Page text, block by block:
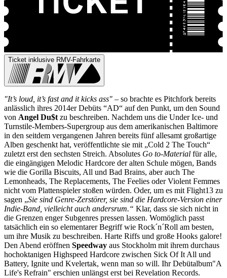
Ticket inklusive RMV-Fahrkarte
"It’s loud, it’s fast and it kicks ass" – so brachte es Pitchfork bereits
anlässlich ihres 2014er Debüts “AD“ auf den Punkt, um den Sound
von Angel Du$tzu beschreiben. Nachdem uns die Under Ice- und
Turnstile-Members-Supergroup aus dem amerikanischen Baltimore
in den seitdem vergangenen Jahren bereits fünf allesamt großartige
Alben geschenkt hat, veröffentlichte sie mit „Cold 2 The Touch“
zuletzt erst den sechsten Streich. Absolutes Go to-Material für alle,
die eingängigen Melodic Hardcore der alten Schule mögen, Bands
wie die Gorilla Biscuits, All und Bad Brains, aber auch The
Lemonheads, The Replacements, The Feelies oder Violent Femmes
nicht vom Plattenspieler stoßen würden. Oder, um es mit Flight13 zu
sagen „Sie sind Genre-Zerstörer, sie sind die Hardcore-Version einer
Indie-Band, vielleicht auch andersrum.“ Klar, dass sie sich nicht in
die Grenzen enger Subgenres pressen lassen. Womöglich passt
tatsächlich ein so elementarer Begriff wie Rock´n´Roll am besten,
um ihre Musik zu beschreiben. Harte Riffs und große Hooks galore!
Den Abend eröffnen Speedway aus Stockholm mit ihrem durchaus
hochoktanigen Highspeed Hardcore zwischen Sick Of It All und
Battery, Ignite und Kvelertak, wenn man so will. Ihr Debütalbum"A
Life's Refrain" erschien unlängst erst bei Revelation Records.